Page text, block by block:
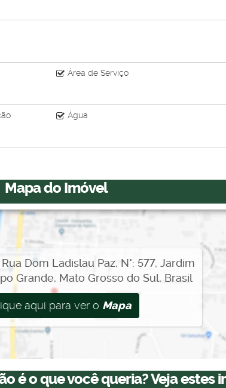
Área de Serviço
Água
Mapa do Imóvel
Rua Dom Ladislau Paz, N°: 577, Jardim
Grande, Mato Grosso do Sul, Brasil
aqui para ver o Mapa
é o que você queria? Veja estes